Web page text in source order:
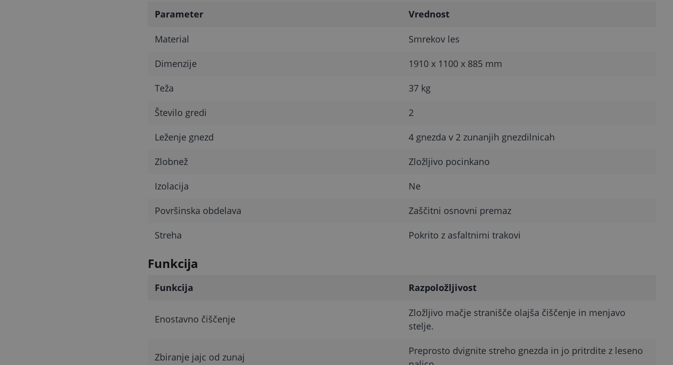
Parameter Vrednost
Material Smrekov les
Dimenzije 1910 x 1100 x 885 mm
Teža 37 kg
Število gredi 2
Leženje gnezd 4 gnezda v 2 zunanjih gnezdilnicah
Zlobnež Zložljivo pocinkano
Izolacija Ne
Površinska obdelava Zaščitni osnovni premaz
Streha Pokrito z asfaltnimi trakovi
Funkcija
Funkcija Razpoložljivost
Enostavno čiščenje
Zložljivo mačje stranišče olajša čiščenje in menjavo
stelje.
Zbiranje jajc od zunaj
Preprosto dvignite streho gnezda in jo pritrdite z leseno